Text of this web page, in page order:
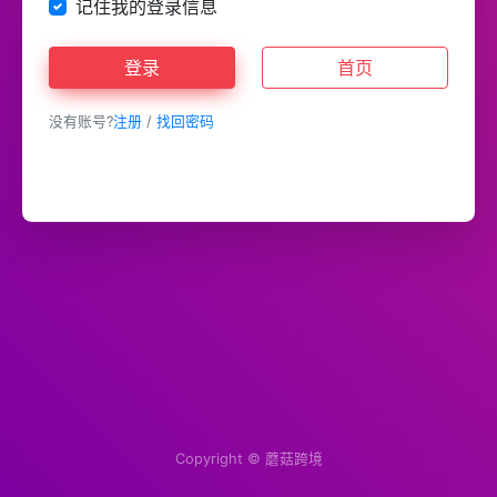
记住我的登录信息
登录 首页
没有账号?注册 / 找回密码
Copyright © 蘑菇跨境